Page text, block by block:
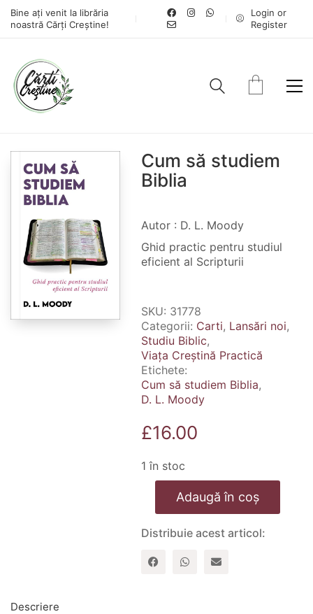
Bine ați venit la librăria
noastră Cărți Creștine!
Login or
Register
Cum să studiem
Biblia
Autor : D. L. Moody
Ghid practic pentru studiul
eficient al Scripturii
SKU: 31778
Categorii: Carti, Lansări noi,
Studiu Biblic,
Viața Creștină Practică
Etichete:
Cum să studiem Biblia,
D. L. Moody
£16.00
1 în stoc
Cantitate
studiem
Biblia
Adaugă în coș
Distribuie acest articol:
Descriere